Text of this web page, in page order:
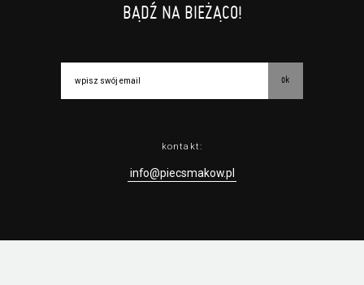
BĄDŹ NA BIEŻĄCO!
ok
kontakt:
info@piecsmakow.pl